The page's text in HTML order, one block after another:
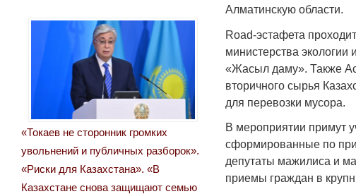
Алматинскую области.
Road-эстафета
министерства
«Жасыл даму». Также
вторичного сырья
для перевозки мусора.
В мероприятии примут
сформированные по
депутаты мажилиса и
приемы граждан в
«Токаев не сторонник громких
увольнений и публичных разборок».
«Риски для Казахстана». «В
Казахстане снова защищают семью